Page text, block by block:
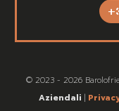
© 2023 - 2026
Aziendali |